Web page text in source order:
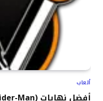
ألعاب